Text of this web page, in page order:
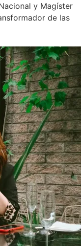
y Magíster
de las